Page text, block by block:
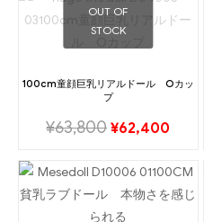
OUT OF
STOCK
100cm童顔巨乳リアルドール Oカッ
プ
¥63,800 ¥62,400